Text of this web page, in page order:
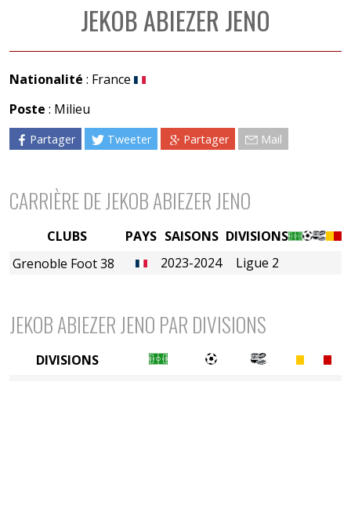
JEKOB ABIEZER JENO
Nationalité : France
Poste : Milieu
Partager Tweeter Partager Mail
CARRIÈRE DE JEKOB ABIEZER JENO
PAYS SAISONS DIVISIONS
2023-2024
Ligue 2
CLUBS
Grenoble Foot 38
JEKOB ABIEZER JENO PAR DIVISIONS
DIVISIONS